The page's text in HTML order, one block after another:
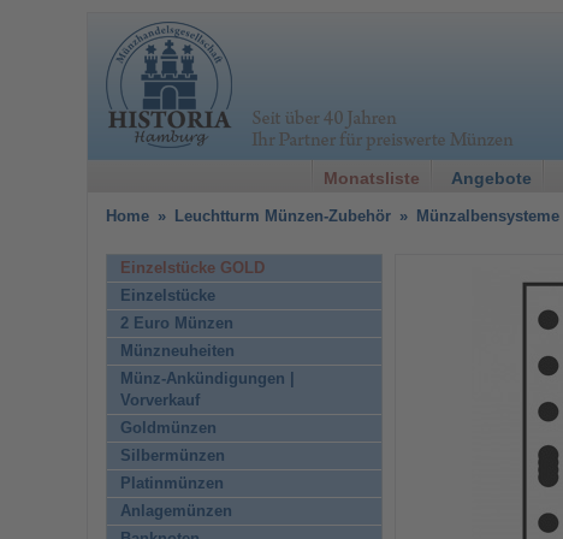
Monatsliste Angebote
Home » Leuchtturm Münzen-Zubehör » Münzalbensysteme
Einzelstücke GOLD
Einzelstücke
2 Euro Münzen
Münzneuheiten
Münz-Ankündigungen |
Vorverkauf
Goldmünzen
Silbermünzen
Platinmünzen
Anlagemünzen